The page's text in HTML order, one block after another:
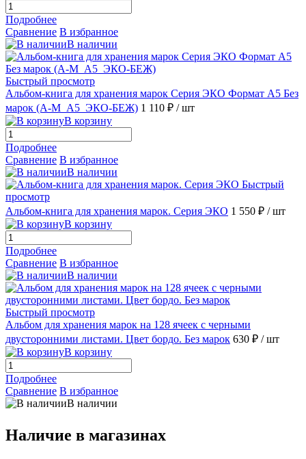
Подробнее
Сравнение В избранное
В наличии
Быстрый просмотр
Альбом-книга для хранения марок Серия ЭКО Формат А5 Без
марок (А-М_А5_ЭКО-БЕЖ) 1 110 ₽ / шт
В корзину
Подробнее
Сравнение В избранное
В наличии
Быстрый
просмотр
Альбом-книга для хранения марок. Серия ЭКО 1 550 ₽ / шт
В корзину
Подробнее
Сравнение В избранное
В наличии
Быстрый просмотр
Альбом для хранения марок на 128 ячеек с черными
двусторонними листами. Цвет бордо. Без марoк 630 ₽ / шт
В корзину
Подробнее
Сравнение В избранное
В наличии
Наличие в магазинах